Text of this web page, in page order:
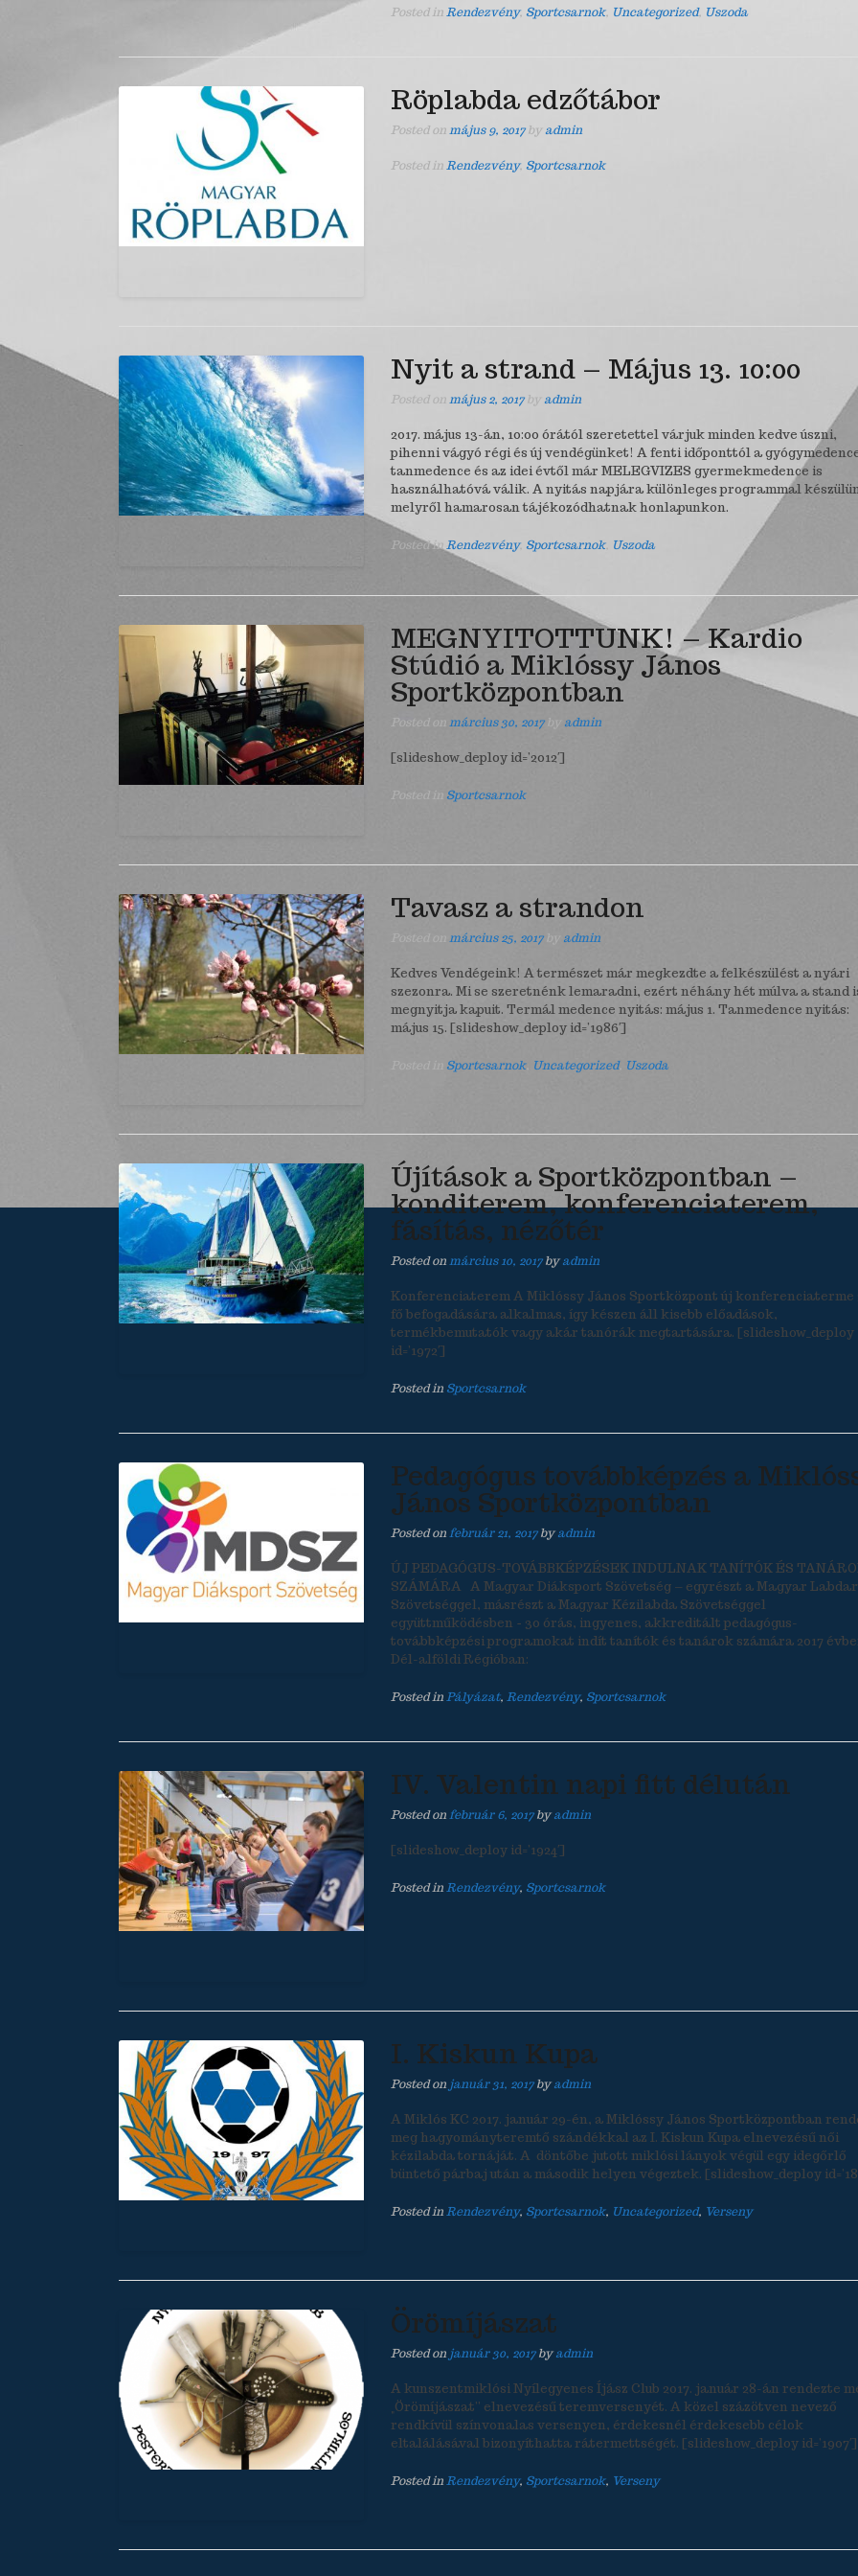
Posted in Rendezvény,Sportcsarnok, Uncategorized, Uszoda
Röplabda edzőtábor
Posted on május 9, 2017by admin
Posted in Rendezvény,Sportcsarnok
Nyit a strand – Május 13. 10:00
Posted on május 2, 2017by admin
2017. május 13-án, 10:00 órától szeretettel várjuk minden kedve úszni,
pihenni vágyó régi és új vendégünket! A fenti időponttól a
tanmedence és az idei évtől már MELEGVIZES gyermekmedence is
használhatóvá válik. A nyitás napjára különleges programmal
melyről hamarosan tájékozódhatnak honlapunkon.
Posted in Rendezvény, Sportcsarnok, Uszoda
MEGNYITOTTUNK! – Kardio
Stúdió a Miklóssy János
Sportközpontban
Posted on március 30, 2017by admin
[slideshow_deploy id=’2012′]
Posted in Sportcsarnok
Tavasz a strandon
Posted on március 25, 2017by admin
Kedves Vendégeink! A természet már megkezdte a felkészülést a nyári
szezonra. Mi se szeretnénk lemaradni, ezért néhány hét múlva a stand
megnyitja kapuit. Termál medence nyitás: május 1. Tanmedence nyitás:
május 15. [slideshow_deploy id=’1986′]
Sportcsarnok, Uncategorized, Uszoda
Újítások a Sportközpontban –
konditerem, konferenciaterem,
fásítás, nézőtér
Posted on március 10, 2017byadmin
Konferenciaterem A Miklóssy János Sportközpont új konferenciaterme
fő befogadására alkalmas, így készen áll kisebb előadások,
termékbemutatók vagy akár tanórák megtartására. [slideshow_deploy
id=’1972′]
Posted in Sportcsarnok
Pedagógus továbbképzés a
János Sportközpontban
Posted on február 21, 2017byadmin
ÚJ PEDAGÓGUS-TOVÁBBKÉPZÉSEK INDULNAK TANÍTÓK ÉS
SZÁMÁRA A Magyar Diáksport Szövetség – egyrészt a Magyar
Szövetséggel, másrészt a Magyar Kézilabda Szövetséggel
együttműködésben − 30 órás, ingyenes, akkreditált pedagógus-
továbbképzési programokat indít tanítók és tanárok számára 2017
Dél-alföldi Régióban:
Posted in Pályázat, Rendezvény, Sportcsarnok
IV. Valentin napi fitt délután
Posted on február 6, 2017byadmin
[slideshow_deploy id=’1924′]
Posted in Rendezvény, Sportcsarnok
I. Kiskun Kupa
Posted on január 31, 2017byadmin
A Miklós KC 2017. január 29-én, a Miklóssy János Sportközpontban
meg hagyományteremtő szándékkal az I. Kiskun Kupa elnevezésű női
kézilabda tornáját. A döntőbe jutott miklósi lányok végül egy idegőrlő
büntető párbaj után a második helyen végeztek. [slideshow_deploy
Posted in Rendezvény, Sportcsarnok, Uncategorized, Verseny
Örömíjászat
Posted on január 30, 2017byadmin
A kunszentmiklósi Nyílegyenes Íjász Club 2017. január 28-án rendezte
„Örömíjászat” elnevezésű teremversenyét. A közel százötven nevező
rendkívül színvonalas versenyen, érdekesnél érdekesebb célok
eltalálásával bizonyíthatta rátermettségét. [slideshow_deploy id=’1907′]
Posted in Rendezvény, Sportcsarnok, Verseny